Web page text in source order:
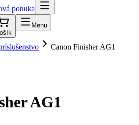
ponuka
Menu
Canon Finisher AG1
AG1